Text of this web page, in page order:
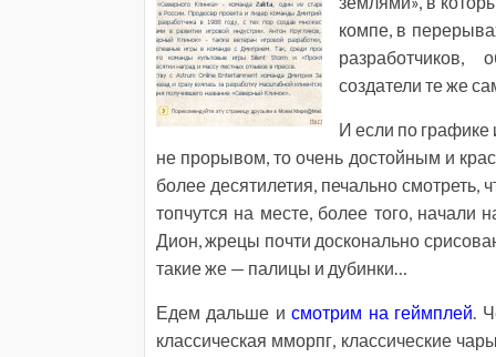
компе, в
разработчиков,
создатели те же
И если по
не прорывом, то очень достойным и
более десятилетия, печально
топчутся на месте, более того, начали
Дион, жрецы почти досконально
такие же — палицы и дубинки…
Едем дальше исмотрим на геймплей.
классическая мморпг, классические